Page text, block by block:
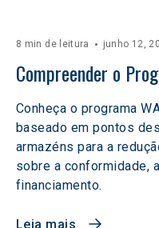
8 min de leitura junho 12,
Compreender o
Conheça o programa
baseado em pontos
armazéns para a
sobre a conformidade,
financiamento.
Leia mais